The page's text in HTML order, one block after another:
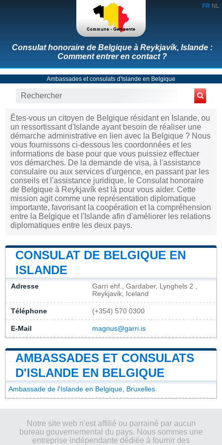
FR NL
Consulat honoraire de Belgique à Reykjavík, Islande :
Comment entrer en contact ?
Ambassades et consulats d'Islande en Belgique
Êtes-vous un citoyen de Belgique résidant en Islande, ou
un ressortissant d'Islande ayant besoin de réaliser une
démarche administrative en lien avec la Belgique ? Nous
vous fournissons ci-dessous les coordonnées et les
informations de base pour que vous puissiez effectuer
vos démarches. De la demande de visa, à l'assistance
consulaire ou aux services d'urgence, en passant par les
conseils et l'assistance juridique, le Consulat honoraire
de Belgique à Reykjavík est là pour vous aider. Cette
mission agit comme une représentation diplomatique
importante, favorisant la coopération et la compréhension
entre la Belgique et l'Islande afin d'améliorer les relations
diplomatiques entre les deux pays.
CONSULAT DE BELGIQUE EN
ISLANDE
Adresse
Garri ehf., Gardaber, Lynghels 2 ,
Reykjavik, Iceland
Téléphone (+354) 570 0300
E-Mail magnus@garri.is
AMBASSADES ET CONSULATS
D'ISLANDE EN BELGIQUE
Ambassade de l'Islande en Belgique, Bruxelles
Notre site web n'est affilié ou parrainé par aucun
bureau gouvernemental du pays. Nous sommes une
entreprise indépendante dédiée à fournir des